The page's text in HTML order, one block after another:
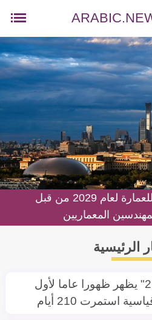
اختيار بكين عاصمة عالمية للعمارة لعام 2029 من قبل
المعماريين
الرئيسية
طاقم مهمة "شنتشو-21" يظهر ظهورا عاما لأول
استمرت 210 أيام